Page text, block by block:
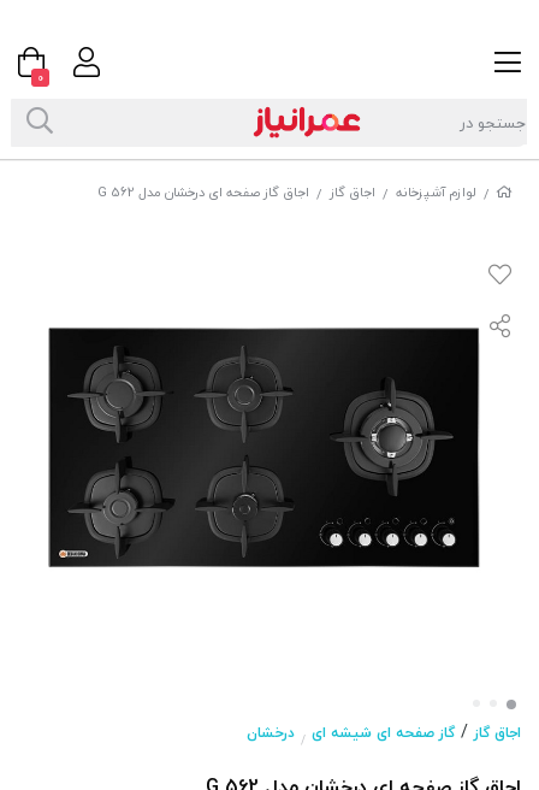
/ لوازم آشپزخانه / اجاق گاز / اجاق گاز صفحه ای درخشان مدل G 562
اجاق گاز/گاز صفحه ای شیشه ای / درخشان
0